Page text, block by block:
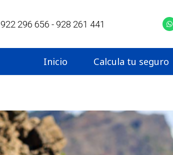
922 296 656 - 928 261 441
Inicio Calcula tu seguro